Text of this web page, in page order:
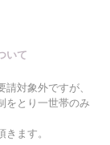
いて
対象外ですが、
をとり一世帯のみ
ます。